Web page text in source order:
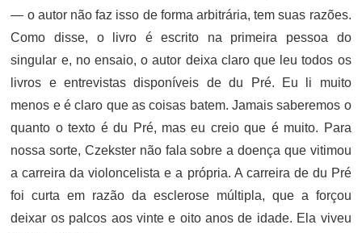
— o autor não faz isso de forma arbitrária, tem suas razões.
Como disse, o livro é escrito na primeira pessoa do
singular e, no ensaio, o autor deixa claro que leu todos os
livros e entrevistas disponíveis de du Pré. Eu li muito
menos e é claro que as coisas batem. Jamais saberemos o
quanto o texto é du Pré, mas eu creio que é muito. Para
nossa sorte, Czekster não fala sobre a doença que vitimou
a carreira da violoncelista e a própria. A carreira de du Pré
foi curta em razão da esclerose múltipla, que a forçou
deixar os palcos aos vinte e oito anos de idade. Ela viveu